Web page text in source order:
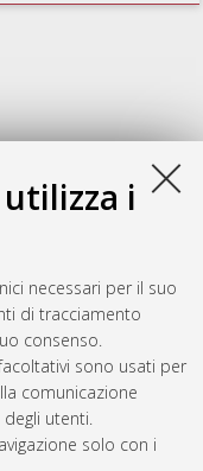
i
necessari per il suo
di tracciamento
consenso.
sono usati per
comunicazione
utenti.
solo con i
urban slabs.
public facilities.
Università di
e culture del
Aug 8 20:45:17 2026